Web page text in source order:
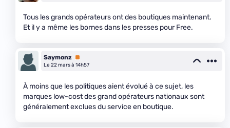
Tous les grands opérateurs ont des boutiques maintenant.
Et il y a même les bornes dans les presses pour Free.
Saymonz Premium
Le 22 mars à 14h57
À moins que les politiques aient évolué à ce sujet, les
marques low-cost des grand opérateurs nationaux sont
généralement exclues du service en boutique.